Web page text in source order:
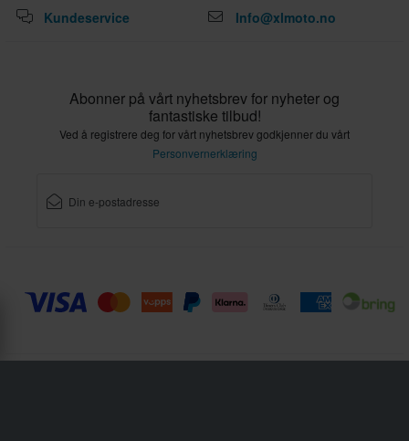
Kundeservice Info@xlmoto.no
Abonner på vårt nyhetsbrev for nyheter og
fantastiske tilbud!
Ved å registrere deg for vårt nyhetsbrev godkjenner du vårt
Personvernerklæring